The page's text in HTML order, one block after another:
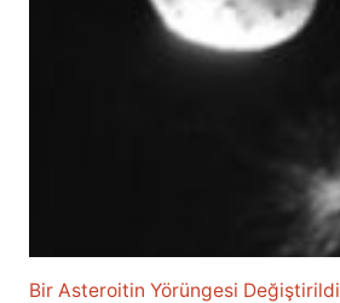
Bir Asteroitin Yörüngesi Değiştirildi